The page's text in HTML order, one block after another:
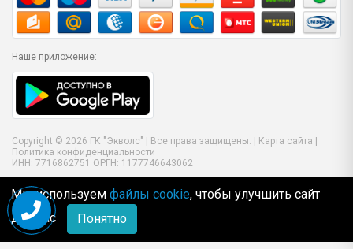
Наше приложение:
Copyright © 2026 ГК "Экволс" | Все права защищены. | Карта сайта
Политика конфиденциальности
ИНН: 7716862751 ОРГН: 1177746643062
Мы используем файлы cookie, чтобы улучшить сайт
для Вас
Понятно